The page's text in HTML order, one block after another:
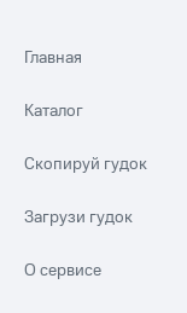
Главная
Каталог
Скопируй гудок
Загрузи гудок
О сервисе